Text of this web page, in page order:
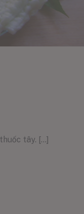
tây. [...]